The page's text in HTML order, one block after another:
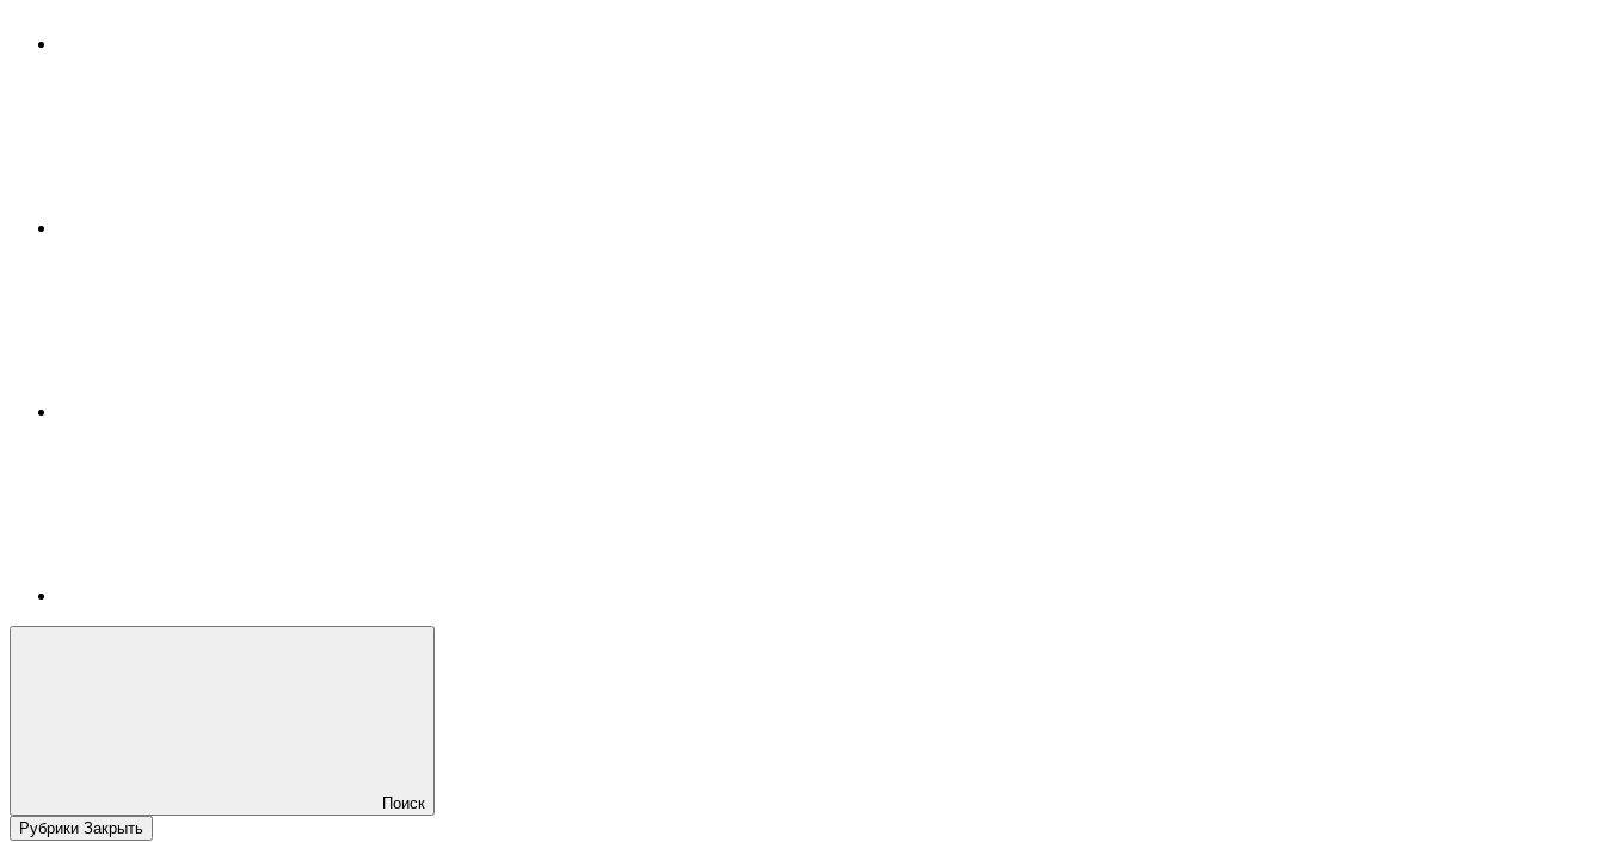
Поиск
Рубрики Закрыть